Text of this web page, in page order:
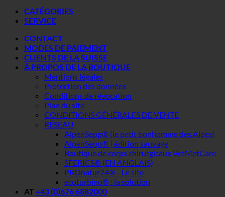
CATÉGORIES
SERVICE
CONTACT
MODES DE PAIEMENT
CLIENTS DE LA SUISSE
À PROPOS DE LA BOUTIQUE
Mentions légales
Protection des données
Conditions de révocation
Plan du site
CONDITIONS GÉNÉRALES DE VENTE
RÉSEAU
AlpenSepp® (le petit bonhomme des Alpes)
AlpenSepp® | édition sauvage
Boutique de corps chirurgicaux VetMetCare
SFERICS® (EN ANGLAIS)
PROnatur24® - Le site
ecoturbino® : la solution
AT +43 (0)676 6882000